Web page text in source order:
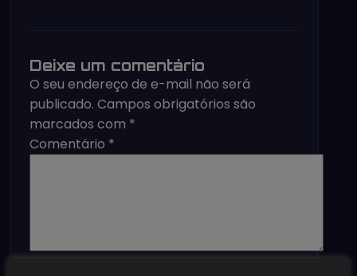
Deixe um comentário
O seu endereço de e-mail não será
publicado. Campos obrigatórios são
marcados com *
Comentário *